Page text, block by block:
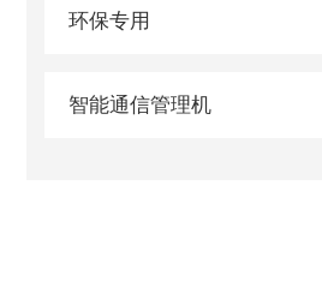
环保专用
智能通信管理机